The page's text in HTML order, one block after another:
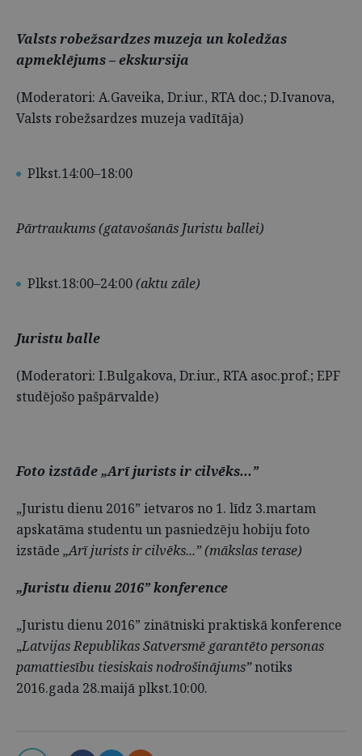
Valsts robežsardzes muzeja un koledžas
apmeklējums – ekskursija
(Moderatori: A.Gaveika, Dr.iur., RTA doc.; D.Ivanova,
Valsts robežsardzes muzeja vadītāja)
Plkst.14:00–18:00
Pārtraukums (gatavošanās Juristu ballei)
Plkst.18:00–24:00(aktu zāle)
Juristu balle
(Moderatori: I.Bulgakova, Dr.iur., RTA asoc.prof.; EPF
studējošo pašpārvalde)
Foto izstāde „Arī jurists ir cilvēks...”
„Juristu dienu 2016” ietvaros no 1. līdz 3.martam
apskatāma studentu un pasniedzēju hobiju foto
izstāde „Arī jurists ir cilvēks...” (mākslas terase)
„Juristu dienu 2016” konference
„Juristu dienu 2016” zinātniski praktiskā konference
„Latvijas Republikas Satversmē garantēto personas
pamattiesību tiesiskais nodrošinājums”notiks
2016.gada 28.maijā plkst.10:00.